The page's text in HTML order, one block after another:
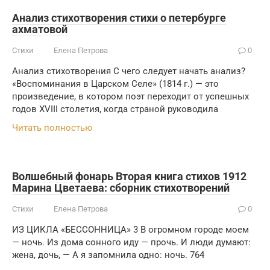
Анализ стихотворения стихи о петербурге
ахматовой
Стихи Елена Петрова 0
Анализ стихотворения С чего следует начать анализ?
«Воспоминания в Царском Селе» (1814 г.) — это
произведение, в котором поэт переходит от успешных
годов XVIII столетия, когда страной руководила
Читать полностью
Волшебный фонарь Вторая книга стихов 1912
Марина Цветаева: сборник стихотворений
Стихи Елена Петрова 0
ИЗ ЦИКЛА «БЕССОННИЦА» 3 В огромном городе моем
— ночь. Из дома сонного иду — прочь. И люди думают:
жена, дочь, — А я запомнила одно: ночь. 764